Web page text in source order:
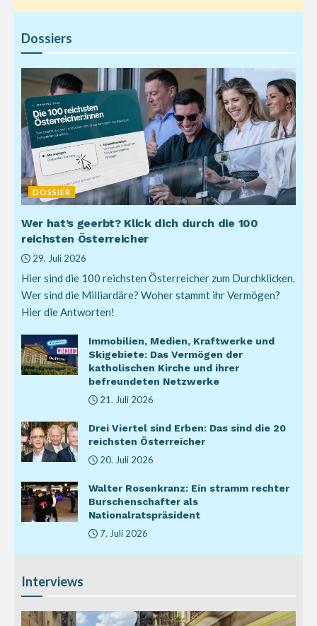
Dossiers
DOSSIER
Wer hat’s geerbt? Klick dich durch die 100
reichsten Österreicher
29. Juli 2026
Hier sind die 100 reichsten Österreicher zum Durchklicken.
Wer sind die Milliardäre? Woher stammt ihr Vermögen?
Hier die Antworten!
Immobilien, Medien, Kraftwerke und
Skigebiete: Das Vermögen der
katholischen Kirche und ihrer
befreundeten Netzwerke
21. Juli 2026
Drei Viertel sind Erben: Das sind die 20
reichsten Österreicher
20. Juli 2026
Walter Rosenkranz: Ein stramm rechter
Burschenschafter als
Nationalratspräsident
7. Juli 2026
Interviews